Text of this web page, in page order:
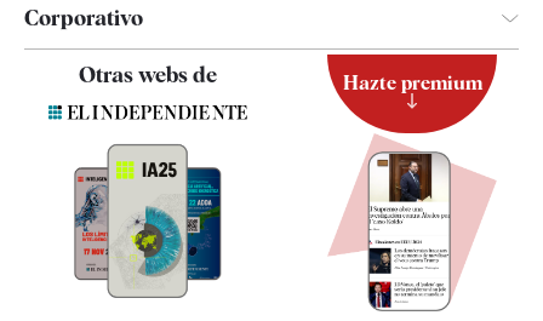
Corporativo
Contacto
Quiénes somos
Especificaciones
Otras webs de Hazte premium